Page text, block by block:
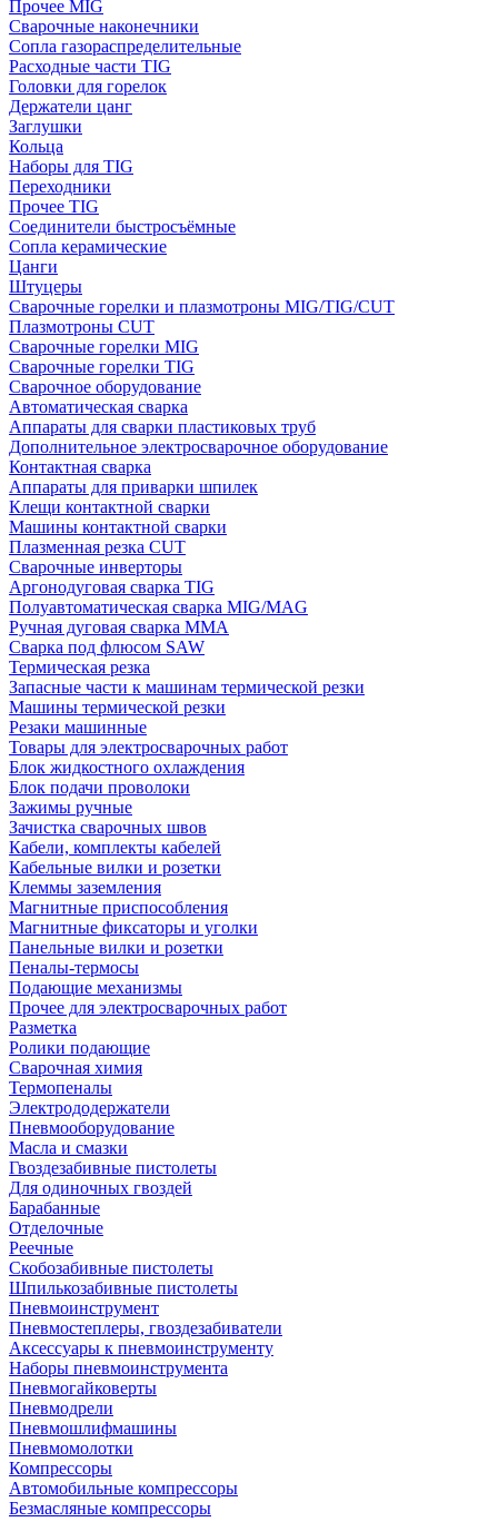
Прочее MIG
Сварочные наконечники
Сопла газораспределительные
Расходные части TIG
Головки для горелок
Держатели цанг
Заглушки
Кольца
Наборы для TIG
Переходники
Прочее TIG
Соединители быстросъёмные
Сопла керамические
Цанги
Штуцеры
Сварочные горелки и плазмотроны MIG/TIG/CUT
Плазмотроны CUT
Сварочные горелки MIG
Сварочные горелки TIG
Сварочное оборудование
Автоматическая сварка
Аппараты для сварки пластиковых труб
Дополнительное электросварочное оборудование
Контактная сварка
Аппараты для приварки шпилек
Клещи контактной сварки
Машины контактной сварки
Плазменная резка CUT
Сварочные инверторы
Аргонодуговая сварка TIG
Полуавтоматическая сварка MIG/MAG
Ручная дуговая сварка MMA
Сварка под флюсом SAW
Термическая резка
Запасные части к машинам термической резки
Машины термической резки
Резаки машинные
Товары для электросварочных работ
Блок жидкостного охлаждения
Блок подачи проволоки
Зажимы ручные
Зачистка сварочных швов
Кабели, комплекты кабелей
Кабельные вилки и розетки
Клеммы заземления
Магнитные приспособления
Магнитные фиксаторы и уголки
Панельные вилки и розетки
Пеналы-термосы
Подающие механизмы
Прочее для электросварочных работ
Разметка
Ролики подающие
Сварочная химия
Термопеналы
Электрододержатели
Пневмооборудование
Масла и смазки
Гвоздезабивные пистолеты
Для одиночных гвоздей
Барабанные
Отделочные
Реечные
Скобозабивные пистолеты
Шпилькозабивные пистолеты
Пневмоинструмент
Пневмостеплеры, гвоздезабиватели
Аксессуары к пневмоинструменту
Наборы пневмоинструмента
Пневмогайковерты
Пневмодрели
Пневмошлифмашины
Пневмомолотки
Компрессоры
Автомобильные компрессоры
Безмасляные компрессоры